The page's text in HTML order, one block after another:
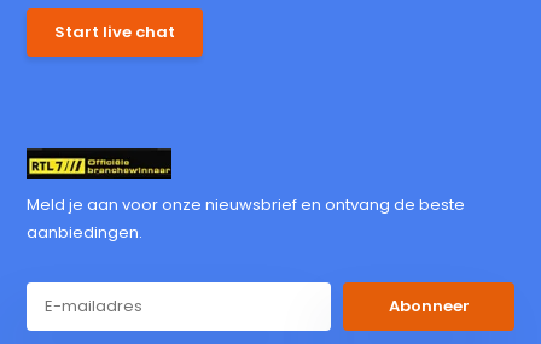
Start live chat
Meld je aan voor onze nieuwsbrief en ontvang de beste
aanbiedingen.
Abonneer